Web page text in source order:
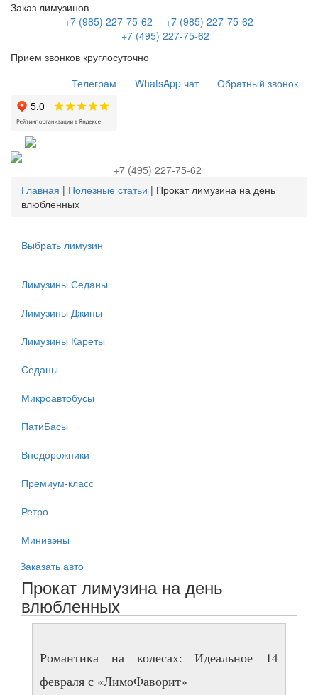
Заказ лимузинов
+7 (985) 227-75-62
+7 (985) 227-75-62
+7 (495) 227-75-62
Прием звонков круглосуточно
Обратный звонок
WhatsApp чат
Телеграм
+7 (495) 227-75-62
Главная | Полезные статьи | Прокат лимузина на день
влюбленных
Выбрать лимузин
Лимузины Седаны
Лимузины Джипы
Лимузины Кареты
Седаны
Микроавтобусы
ПатиБасы
Внедорожники
Премиум-класс
Ретро
Минивэны
Заказать авто
Прокат лимузина на день
влюбленных
Романтика на колесах: Идеальное 14
февраля с «ЛимоФаворит»